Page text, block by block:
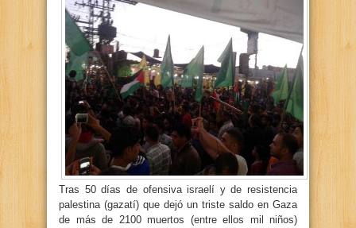
Tras 50 días de ofensiva israelí y de resistencia
palestina (gazatí) que dejó un triste saldo en Gaza
de más de 2100 muertos (entre ellos mil niños)